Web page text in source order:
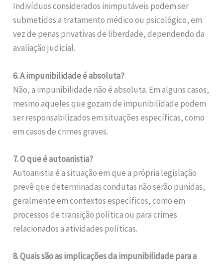
Indivíduos considerados inimputáveis podem ser
submetidos a tratamento médico ou psicológico, em
vez de penas privativas de liberdade, dependendo da
avaliação judicial.
6. A impunibilidade é absoluta?
Não, a impunibilidade não é absoluta. Em alguns casos,
mesmo aqueles que gozam de impunibilidade podem
ser responsabilizados em situações específicas, como
em casos de crimes graves.
7. O que é autoanistia?
Autoanistia é a situação em que a própria legislação
prevê que determinadas condutas não serão punidas,
geralmente em contextos específicos, como em
processos de transição política ou para crimes
relacionados a atividades políticas.
8. Quais são as implicações da impunibilidade para a